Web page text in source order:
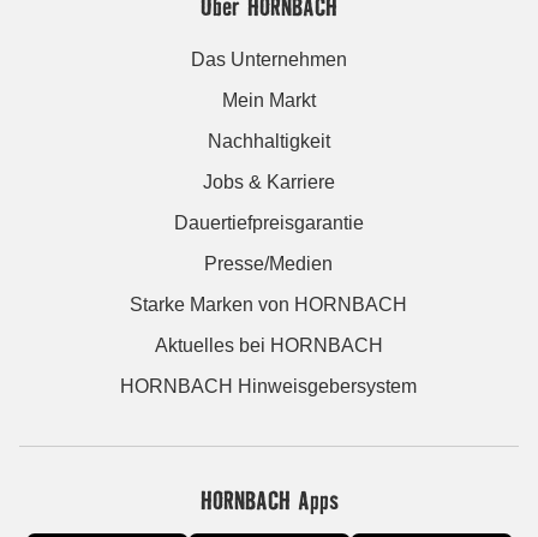
Das Unternehmen
Mein Markt
Nachhaltigkeit
Jobs & Karriere
Dauertiefpreisgarantie
Presse/Medien
Starke Marken von HORNBACH
Aktuelles bei HORNBACH
HORNBACH Hinweisgebersystem
HORNBACH Apps